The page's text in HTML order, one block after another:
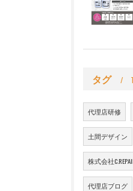
タグ
代理店研修
土間デザイン
株式会社
代理店ブログ